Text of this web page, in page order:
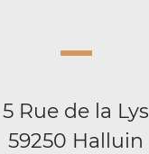
5 Rue de la Lys
59250 Halluin